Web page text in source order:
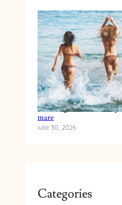
Cum alegi crema cu SPF
mare
iulie 30, 2026
Categories